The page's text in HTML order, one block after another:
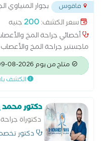
فاقوس بجوار
سعر الكشف:200جنيه
أخصائي جراحة المخ
ماجستير جراحة المخ
خبرة واسعة في تشخيص
والعمود الفقري مثل: الانزلاق
المخ والنخاع الشوكي. إصابات
والمناظير العصبية. متابعة
والتأهيل العصبي.
متاح من يوم 2026-08-09
الكشف
دكتور
دكتوراة
الفقري
دكتور